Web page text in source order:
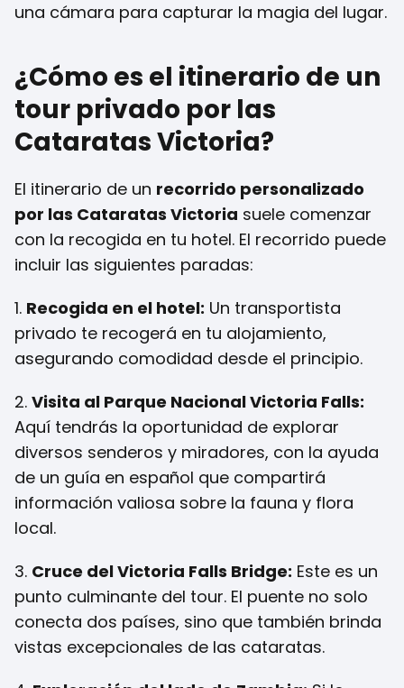
una cámara para capturar la magia del lugar.
¿Cómo es el itinerario de un
tour privado por las
Cataratas Victoria?
El itinerario de un recorrido personalizado
por las Cataratas Victoria suele comenzar
con la recogida en tu hotel. El recorrido puede
incluir las siguientes paradas:
1. Recogida en el hotel: Un transportista
privado te recogerá en tu alojamiento,
asegurando comodidad desde el principio.
2. Visita al Parque Nacional Victoria Falls:
Aquí tendrás la oportunidad de explorar
diversos senderos y miradores, con la ayuda
de un guía en español que compartirá
información valiosa sobre la fauna y flora
local.
3. Cruce del Victoria Falls Bridge: Este es un
punto culminante del tour. El puente no solo
conecta dos países, sino que también brinda
vistas excepcionales de las cataratas.